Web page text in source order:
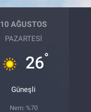
10 AĞUSTOS
PAZARTESI
26°
Güneşli
Nem: %70